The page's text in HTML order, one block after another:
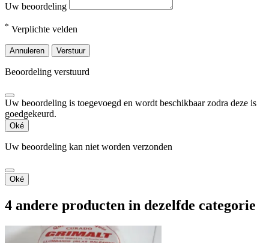
Uw beoordeling
* Verplichte velden
Annuleren Verstuur
Beoordeling verstuurd
Uw beoordeling is toegevoegd en wordt beschikbaar zodra deze is
goedgekeurd.
Oké
Uw beoordeling kan niet worden verzonden
Oké
4 andere producten in dezelfde categorie